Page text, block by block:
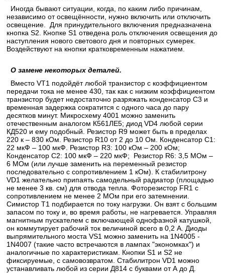
Иногда бывают ситуации, когда, по каким либо причинам,
независимо от освещённости, нужно включить или отключить
освещение. Для принудительного включения предназначена
кнопка S2. Кнопке S1 отведена роль отключения освещения до
наступления нового светового дня и повторных сумерек.
Воздействуют на кнопки кратковременным нажатием.
О замене некоторых деталей.
Вместо VT1 подойдёт любой транзистор с коэффициентом
передачи тока не менее 430, так как с низким коэффициентом
транзистор будет недостаточно разряжать конденсатор С3 и
временная задержка сократится с одного часа до пару
десятков минут. Микросхему 4001 можно заменить
отечественным аналогом К561ЛЕ5; диод VD4 любой серии
КД520 и ему подобный. Резистор R9 может быть в пределах
220 к – 830 кОм. Резистор R10 от 2 до 10 Ом. Конденсатор С1:
22 мкФ – 100 мкФ. Резистор R3: 100 кОм – 200 кОм;
Конденсатор С2: 100 мкФ – 220 мкФ; Резистор R6: 3,5 МОм –
6 МОм (или лучше заменить на переменный резистор
последовательно с сопротивлением 1 кОм). К стабилитрону
VD1 желательно припаять самодельный радиатор (площадью
не менее 3 кв. см) для отвода тепла. Фоторезистор FR1 с
сопротивлением не менее 2 МОм при его затемнении.
Симистор Т1 подбирается по току нагрузки. Он взят с большим
запасом по току и, во время работы, не нагревается. Управляя
магнитным пускателем с включающей однофазной катушкой,
он коммутирует рабочий ток величиной всего в 0,2 А. Диоды
выпрямительного моста VS1 можно заменить на 1N4005 -
1N4007 (такие часто встречаются в лампах "экономках") и
аналогичные по характеристикам. Кнопки S1 и S2 не
фиксируемые, с самовозвратом. Стабилитрон VD1 можно
устанавливать любой из серии Д814 с буквами от А до Д.